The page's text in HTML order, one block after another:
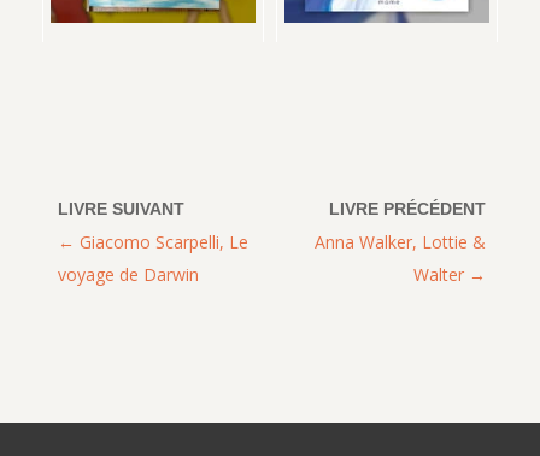
Anna Walker, Lottie &
Walter
Giacomo Scarpelli, Le
voyage de Darwin